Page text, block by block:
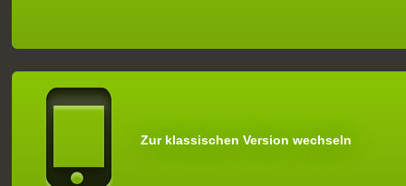
Zur klassischen Version wechseln